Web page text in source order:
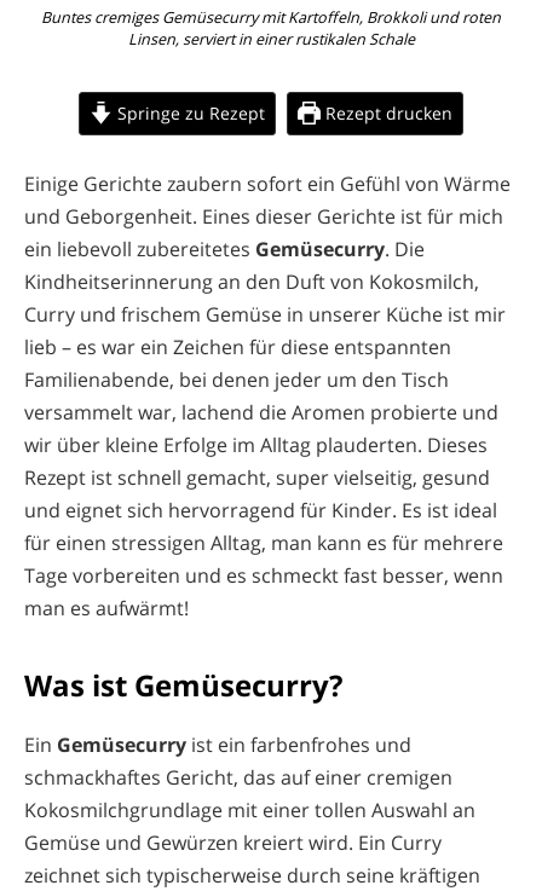
Buntes cremiges Gemüsecurry mit Kartoffeln, Brokkoli und roten
Linsen, serviert in einer rustikalen Schale
Springe zu Rezept Rezept drucken
Einige Gerichte zaubern sofort ein Gefühl von Wärme
und Geborgenheit. Eines dieser Gerichte ist für mich
ein liebevoll zubereitetes Gemüsecurry. Die
Kindheitserinnerung an den Duft von Kokosmilch,
Curry und frischem Gemüse in unserer Küche ist mir
lieb – es war ein Zeichen für diese entspannten
Familienabende, bei denen jeder um den Tisch
versammelt war, lachend die Aromen probierte und
wir über kleine Erfolge im Alltag plauderten. Dieses
Rezept ist schnell gemacht, super vielseitig, gesund
und eignet sich hervorragend für Kinder. Es ist ideal
für einen stressigen Alltag, man kann es für mehrere
Tage vorbereiten und es schmeckt fast besser, wenn
man es aufwärmt!
Was ist Gemüsecurry?
Ein Gemüsecurry ist ein farbenfrohes und
schmackhaftes Gericht, das auf einer cremigen
Kokosmilchgrundlage mit einer tollen Auswahl an
Gemüse und Gewürzen kreiert wird. Ein Curry
zeichnet sich typischerweise durch seine kräftigen